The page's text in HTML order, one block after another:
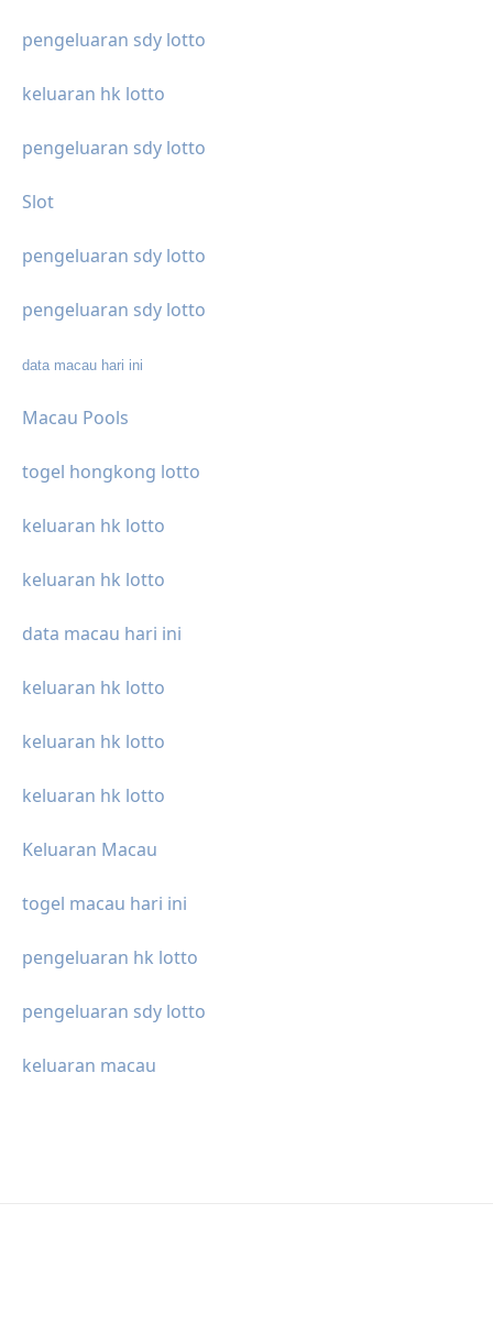
pengeluaran sdy lotto
keluaran hk lotto
pengeluaran sdy lotto
Slot
pengeluaran sdy lotto
pengeluaran sdy lotto
data macau hari ini
Macau Pools
togel hongkong lotto
keluaran hk lotto
keluaran hk lotto
data macau hari ini
keluaran hk lotto
keluaran hk lotto
keluaran hk lotto
Keluaran Macau
togel macau hari ini
pengeluaran hk lotto
pengeluaran sdy lotto
keluaran macau